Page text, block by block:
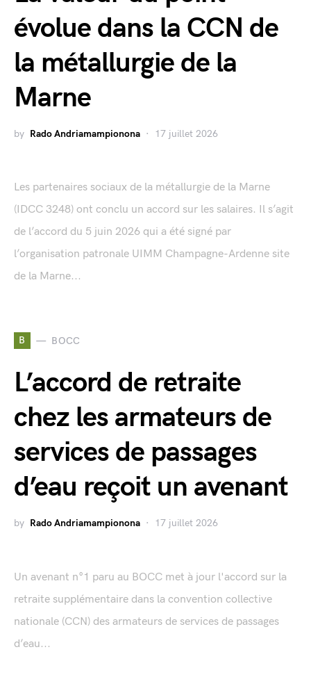
évolue dans la CCN de
la métallurgie de la
Marne
by Rado Andriamampionona 17 juillet 2026
Les partenaires sociaux de la métallurgie de la Marne
(IDCC 3248) ont conclu un accord sur les salaires. Il s’agit
de l’accord du 5 juin 2026 qui a été signé par
l’organisation patronale UIMM Champagne-Ardenne site
de la Marne...
B BOCC
L’accord de retraite
chez les armateurs de
services de passages
d’eau reçoit un avenant
by Rado Andriamampionona 17 juillet 2026
Un avenant n°1 paru au BOCC met à jour l'accord sur la
retraite supplémentaire dans la convention collective
nationale (CCN) des armateurs de services de passages
d’eau...